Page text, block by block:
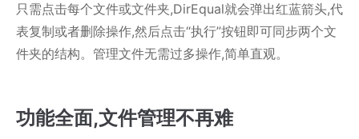
只需点击每个文件或文件夹,DirEqual就会弹出红蓝箭头,代
表复制或者删除操作,然后点击“执行”按钮即可同步两个文
件夹的结构。管理文件无需过多操作,简单直观。
功能全面,文件管理不再难